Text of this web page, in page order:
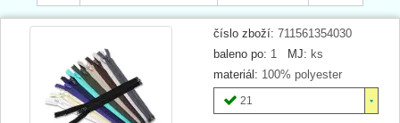
: Nevyhovuje Vám délka či jezdec? Vytvořte si vlastní zip
nekonečného zdrhovadlového pásu / zipu v metrážiWS20!
číslo zboží: 711561354030
baleno po: 1 MJ: ks
materiál: 100% polyester
21